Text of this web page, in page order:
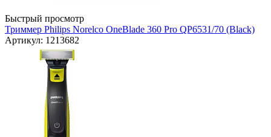
Быстрый просмотр
Триммер Philips Norelco OneBlade 360 Pro QP6531/70 (Black)
Артикул: 1213682